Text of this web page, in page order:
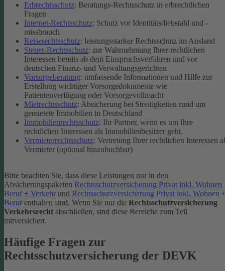
Erbrechtsschutz: Beratungs-Rechtsschutz in erbrechtlichen
Fragen
Internet-Rechtsschutz: Schutz vor Identitätsdiebstahl und -
missbrauch
Reiserechtsschutz: leistungsstarker Rechtsschutz im Ausland
Steuer-Rechtsschutz: zur Wahrnehmung Ihrer rechtlichen
Interessen bereits ab dem Einspruchsverfahren und vor
deutschen Finanz- und Verwaltungsgerichten
Vorsorgeberatung: umfassende Informationen und Hilfe zur
Erstellung wichtiger Vorsorgedokumente wie
Patientenverfügung oder Vorsorgevollmacht
Mietrechtsschutz: Absicherung bei Streitigkeiten rund um
gemietete Immobilien in Deutschland
Immobilienrechtsschutz: Ihr Partner, wenn es um Ihre
rechtlichen Interessen als Immobilienbesitzer geht.
Vermieterrechtsschutz: Vertretung Ihrer rechtlichen Interessen
Vermieter (optional hinzubuchbar)
Bitte beachten Sie, dass diese Leistungen nur in den
Absicherungspaketen Rechtsschutzversicherung Privat inkl. Wohnen
Beruf + Verkehr und Rechtsschutzversicherung Privat inkl. Wohnen
Beruf enthalten sind. Wenn Sie nur die Rechtsschutzversicherung
Verkehrsrecht abschließen, sind diese Bereiche zum Teil
mitversichert.
Häufige Fragen zur
Rechtsschutzversicherung der DEVK